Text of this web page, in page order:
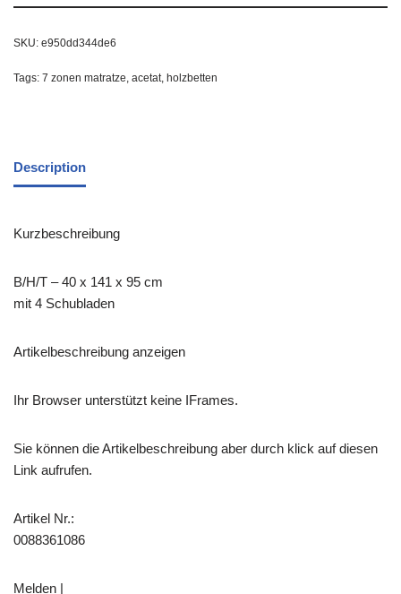
SKU: e950dd344de6
Tags: 7 zonen matratze, acetat, holzbetten
Description
Kurzbeschreibung
B/H/T – 40 x 141 x 95 cm
mit 4 Schubladen
Artikelbeschreibung anzeigen
Ihr Browser unterstützt keine IFrames.
Sie können die Artikelbeschreibung aber durch klick auf diesen
Link aufrufen.
Artikel Nr.:
0088361086
Melden |